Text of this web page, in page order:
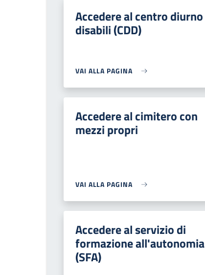
Accedere al centro diurno
disabili (CDD)
VAI ALLA PAGINA
Accedere al cimitero con
mezzi propri
VAI ALLA PAGINA
Accedere al servizio di
formazione all'autonomia
(SFA)